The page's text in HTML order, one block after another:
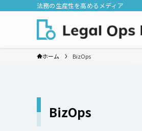
法務の生産性を高めるメディア
ホーム BizOps
BizOps